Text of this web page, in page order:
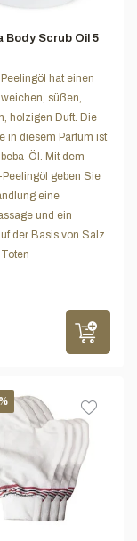
Body Scrub Oil 5
hat einen
süßen,
holzigen Duft. Die
in diesem Parfüm ist
Öl. Mit dem
geben Sie
eine
und ein
der Basis von Salz